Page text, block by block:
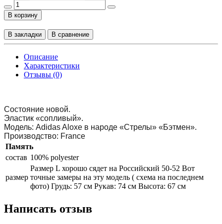
В корзину
В закладки В сравнение
Описание
Характеристики
Отзывы (0)
Состояние новой.
Эластик «сопливый».
Модель: Adidas Aloxe в народе «Стрелы» «Бэтмен».
Производство: France
Память
состав 100% polyester
размер
Размер L хорошо сядет на Российский 50-52 Вот
точные замеры на эту модель ( схема на последнем
фото) Грудь: 57 см Рукав: 74 см Высота: 67 см
Написать отзыв